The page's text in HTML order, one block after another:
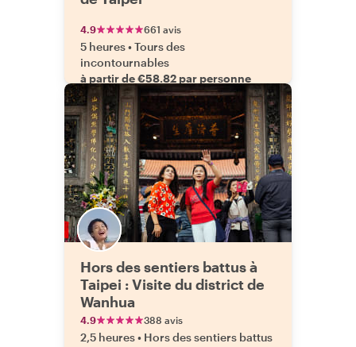
4.9 661 avis
5 heures•Tours des
incontournables
à partir de €58.82 par personne
Hors des sentiers battus à
Taipei : Visite du district de
Wanhua
4.9 388 avis
2,5 heures• Hors des sentiers battus